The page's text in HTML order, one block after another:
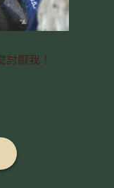
厭我！